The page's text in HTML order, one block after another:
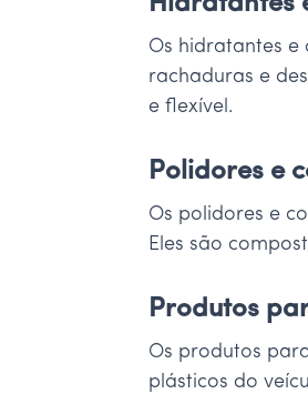
Os hidratantes
rachaduras e
e flexível.
Polidores e
Os polidores e
Eles são
Produtos
Os produtos
plásticos do